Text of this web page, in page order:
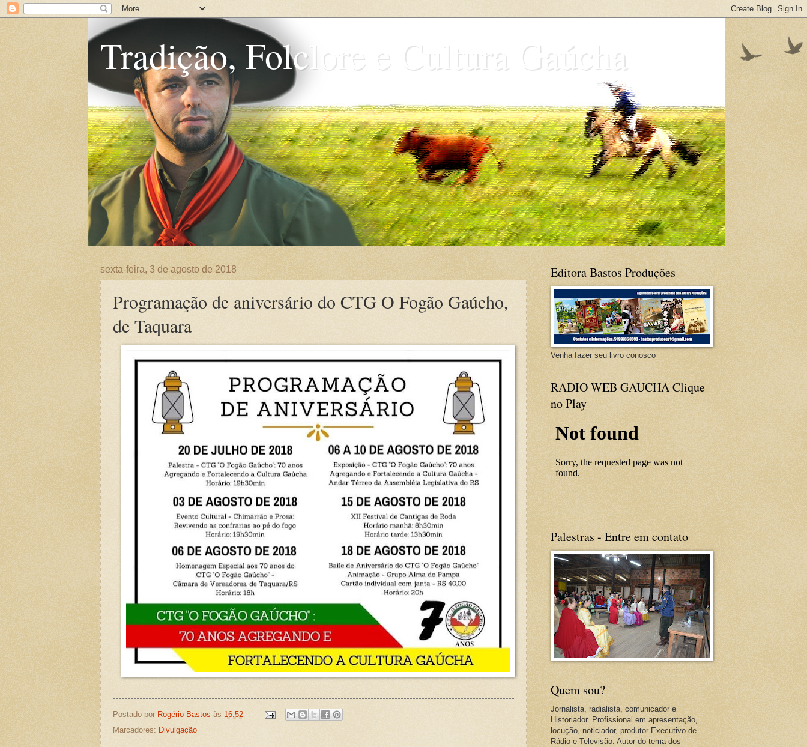
Tradição, Folclore e Cultura Gaúcha
sexta-feira, 3 de agosto de 2018
Programação de aniversário do CTG O Fogão Gaúcho,
de Taquara
Postado por Rogério Bastos às 16:52
Marcadores: Divulgação
Editora Bastos Produções
Venha fazer seu livro conosco
RADIO WEB GAUCHA Clique
no Play
Palestras - Entre em contato
Quem sou?
Jornalista, radialista, comunicador e
Historiador. Profissional em apresentação,
locução, noticiador, produtor Executivo de
Rádio e Televisão. Autor do tema dos